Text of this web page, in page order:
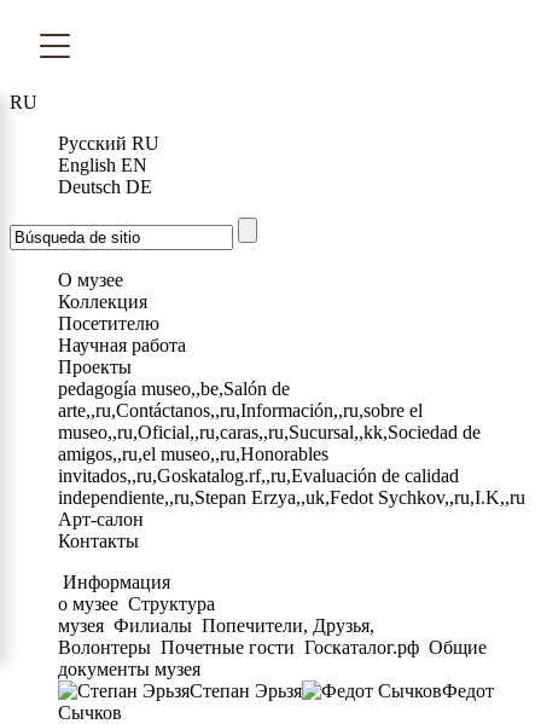
RU
Русский RU
English EN
Deutsch DE
О музее
Коллекция
Посетителю
Научная работа
Проекты
pedagogía museo,,be,Salón de
arte,,ru,Contáctanos,,ru,Información,,ru,sobre el
museo,,ru,Oficial,,ru,caras,,ru,Sucursal,,kk,Sociedad de
amigos,,ru,el museo,,ru,Honorables
invitados,,ru,Goskatalog.rf,,ru,Evaluación de calidad
independiente,,ru,Stepan Erzya,,uk,Fedot Sychkov,,ru,I.K,,ru
Арт-салон
Контакты
Информация
о музее Структура
музея Филиалы Попечители, Друзья,
Волонтеры Почетные гости Госкаталог.рф Общие
документы музея
Степан Эрьзя
Федот
Сычков